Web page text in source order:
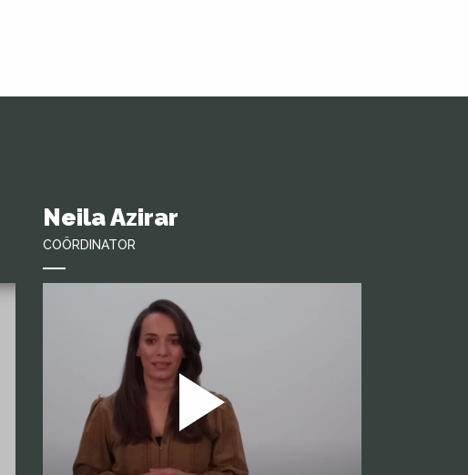
Neila Azirar
COÖRDINATOR